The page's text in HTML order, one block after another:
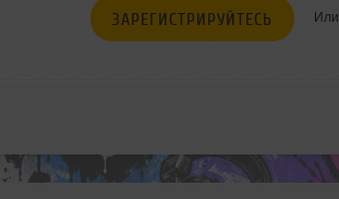
ЗАРЕГИСТРИРУЙТЕСЬ Или